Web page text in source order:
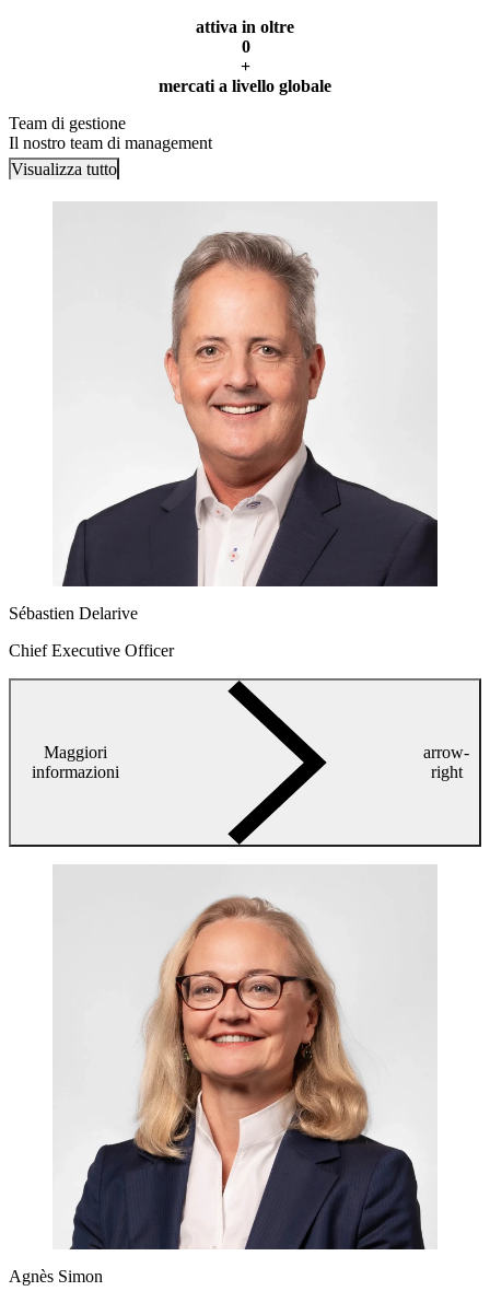
attiva in oltre
0
+
mercati a livello globale
Team di gestione
Il nostro team di management
Visualizza tutto
Sébastien Delarive
Chief Executive Officer
Maggiori
informazioni
arrow-
right
Agnès Simon